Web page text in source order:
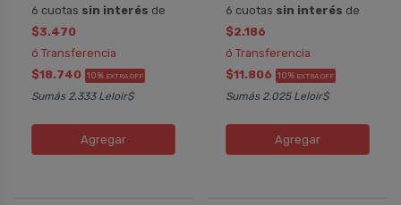
6 cuotas sin interés de
$3.470
ó Transferencia
$18.740 10% EXTRA OFF
Sumás 2.333 Leloir$
Agregar
6 cuotas sin interés de
$2.186
ó Transferencia
$11.806 10% EXTRA OFF
Sumás 2.025 Leloir$
Agregar